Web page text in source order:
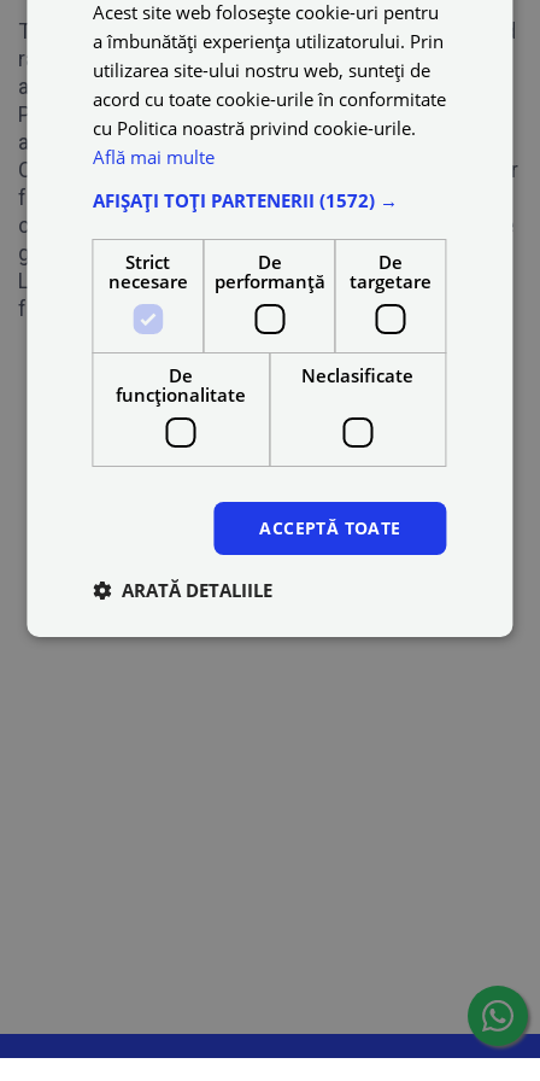
Toate călătoriile efectuate pot fi verificate accesând
raportul financiar disponibil în Partners Portal prin
autentificarea în acesta.
Puteți verifica veniturile totale din luna anterioară
accesând bilanțul de pe Portalul Partners.
Câștigurile pot fi accesate și prin aplicația Blue Driver
făcând click pe „Câștigurile de astăzi”. Veți putea
comuta între „Flotă” și „Șofer” și veți vedea veniturile
generate de până la trei luni anterioare.
Lista călătoriilor poate fi vizualizată și în aplicație
făcând clic pe „Călătorii” din partea de jos a paginii.
Acest site web folosește cookie-uri pentru
a îmbunătăți experiența utilizatorului. Prin
utilizarea site-ului nostru web, sunteți de
acord cu toate cookie-urile în conformitate
cu Politica noastră privind cookie-urile.
Află mai multe
AFIȘAȚI TOȚI PARTENERII (1572) →
Strict
necesare
De
performanță
De
targetare
De
funcţionalitate
Neclasificate
ACCEPTĂ TOATE
ARATĂ DETALIILE